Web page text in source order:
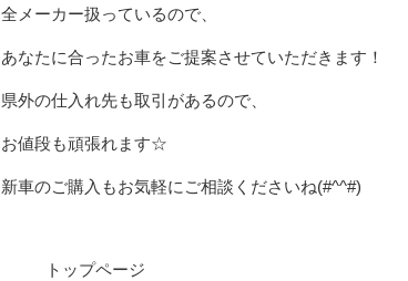
全メーカー扱っているので、
あなたに合ったお車をご提案させていただきます！
県外の仕入れ先も取引があるので、
お値段も頑張れます☆
新車のご購入もお気軽にご相談くださいね(#^^#)
トップページ